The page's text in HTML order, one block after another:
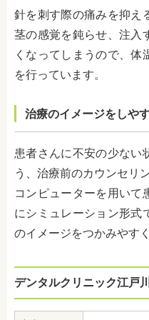
針を刺す際の痛みを抑え
茎の感覚を鈍らせ、注入
くなってしまうので、
を行っています。
治療のイメージをしや
患者さんに不安の少ない
う、治療前のカウンセリ
コンピューターを用いて
にシミュレーション形式
のイメージをつかみやす
デンタルクリニック江戸